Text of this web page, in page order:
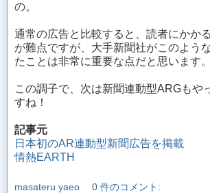
の。
通常の広告と比較すると、読者にかか
が難点ですが、大手新聞社がこのよう
たことは非常に重要な点だと思います。
この調子で、次は新聞連動型ARGもや
すね！
記事元
日本初のAR連動型新聞広告を掲載
情熱EARTH
masateru yaeo 0 件のコメント: